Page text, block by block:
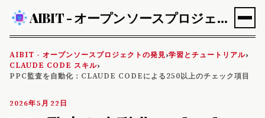
AIBIT - オープンソースプロジェクトの発見
AIBIT - オープンソースプロジェクトの発見›学習とチュートリアル›
CLAUDE CODE スキル›
PPC監査を自動化：CLAUDE CODEによる250以上のチェック項目
2026年5月22日